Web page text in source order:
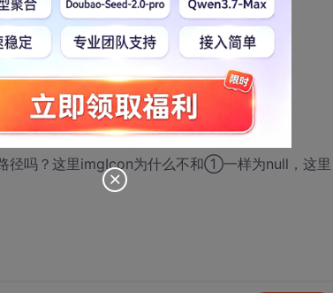
径吗？这里imgIcon为什么不和①一样为null，这里